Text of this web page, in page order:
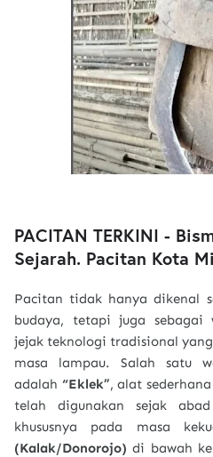
PACITAN TERKINI -
Sejarah. Pacitan Kota
Pacitan tidak hanya dikenal
budaya, tetapi juga sebagai
jejak teknologi tradisional
masa lampau. Salah satu
adalah “Eklek”, alat
telah digunakan sejak
khususnya pada masa
(Kalak/Donorojo) di bawah